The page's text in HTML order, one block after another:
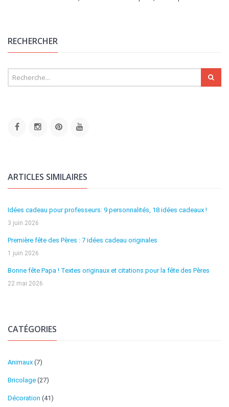
RECHERCHER
ARTICLES SIMILAIRES
Idées cadeau pour professeurs: 9 personnalités, 18 idées cadeaux !
3 juin 2026
Première fête des Pères : 7 idées cadeau originales
1 juin 2026
Bonne fête Papa ! Textes originaux et citations pour la fête des Pères
22 mai 2026
CATÉGORIES
Animaux (7)
Bricolage (27)
Décoration (41)